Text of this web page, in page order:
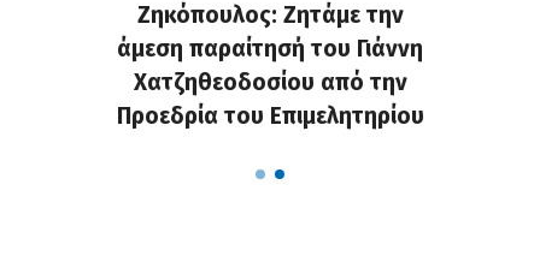
Ζηκόπουλος: Ζητάμε την
άμεση παραίτησή του Γιάννη
Χατζηθεοδοσίου από την
Προεδρία του Επιμελητηρίου